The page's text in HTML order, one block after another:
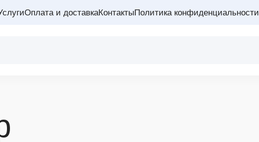
Оплата и доставкаКонтактыПолитика конфиденциальности